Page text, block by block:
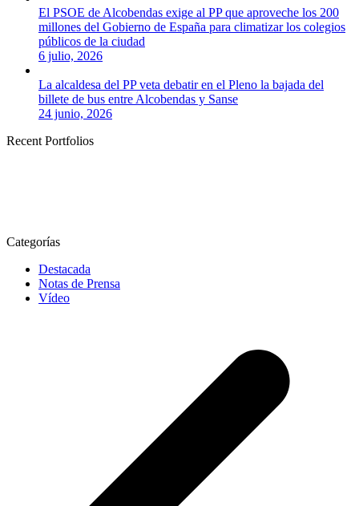
El PSOE de Alcobendas exige al PP que aproveche los 200
millones del Gobierno de España para climatizar los colegios
públicos de la ciudad
6 julio, 2026
La alcaldesa del PP veta debatir en el Pleno la bajada del
billete de bus entre Alcobendas y Sanse
24 junio, 2026
Recent Portfolios
Categorías
Destacada
Notas de Prensa
Vídeo